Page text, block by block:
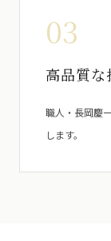
03
高品質な
職人・長岡慶
します。